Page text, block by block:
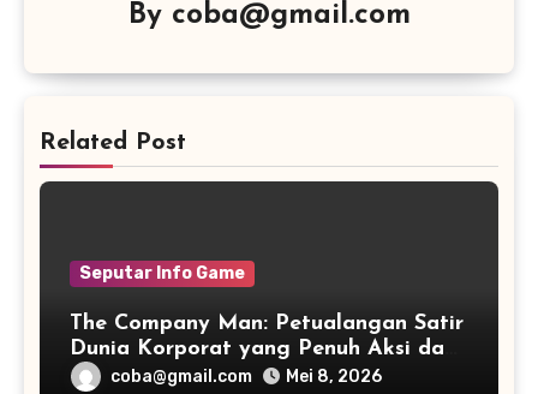
By coba@gmail.com
Related Post
Seputar Info Game
The Company Man: Petualangan Satir
Dunia Korporat yang Penuh Aksi dan
Humorcoba@gmail.com Mei 8, 2026